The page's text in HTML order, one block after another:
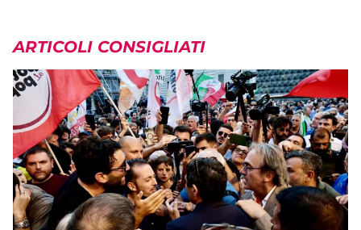
ARTICOLI CONSIGLIATI